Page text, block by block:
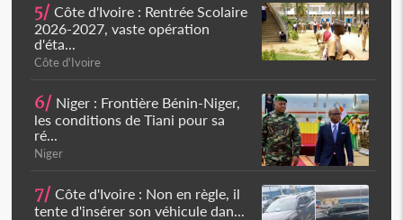
5/ Côte d'Ivoire : Rentrée Scolaire
2026-2027, vaste opération
d'éta...
Côte d'Ivoire
6/ Niger : Frontière Bénin-Niger,
les conditions de Tiani pour sa
ré...
Niger
7/ Côte d'Ivoire : Non en règle, il
tente d'insérer son véhicule dan...